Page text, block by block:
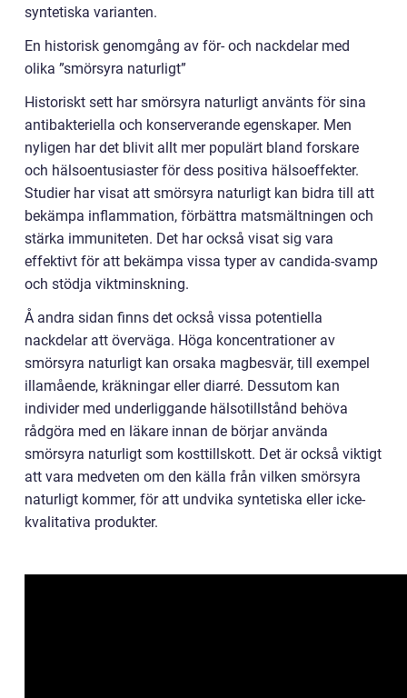
syntetiska varianten.
En historisk genomgång av för- och nackdelar med
olika ”smörsyra naturligt”
Historiskt sett har smörsyra naturligt använts för sina
antibakteriella och konserverande egenskaper. Men
nyligen har det blivit allt mer populärt bland forskare
och hälsoentusiaster för dess positiva hälsoeffekter.
Studier har visat att smörsyra naturligt kan bidra till att
bekämpa inflammation, förbättra matsmältningen och
stärka immuniteten. Det har också visat sig vara
effektivt för att bekämpa vissa typer av candida-svamp
och stödja viktminskning.
Å andra sidan finns det också vissa potentiella
nackdelar att överväga. Höga koncentrationer av
smörsyra naturligt kan orsaka magbesvär, till exempel
illamående, kräkningar eller diarré. Dessutom kan
individer med underliggande hälsotillstånd behöva
rådgöra med en läkare innan de börjar använda
smörsyra naturligt som kosttillskott. Det är också viktigt
att vara medveten om den källa från vilken smörsyra
naturligt kommer, för att undvika syntetiska eller icke-
kvalitativa produkter.